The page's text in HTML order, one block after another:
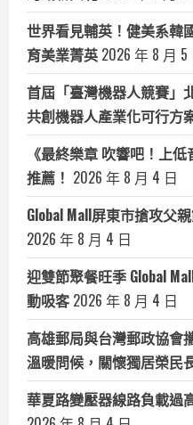
世界看見輔英！健美系韓
育美業菁英 2026 年 8 月 5
首屆「臺灣機器人競賽」
共創機器人產業化可行方
《最終樂章 吹響吧！上
推薦！ 2026 年 8 月 4 日
Global Mall屏東市搶攻父
2026 年 8 月 4 日
迎雙節聚餐旺季 Global
動吸客 2026 年 8 月 4 日
高雄郵局與台灣郵政協會
溫暖問候，關懷獨居榮民
華夏路變壓器線路負載過